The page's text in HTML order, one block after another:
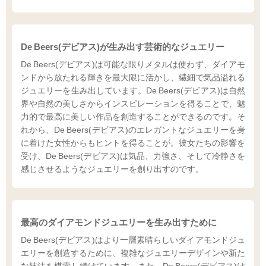
De Beers(デビアス)が生み出す芸術的なジュエリー
De Beers(デビアス)は可能な限りメタルは使わず、ダイアモ
ンドから放たれる輝きを最大限に活かし、繊細で気品溢れる
ジュエリーを生み出しています。De Beers(デビアス)は自然
界や自然の美しさからインスピレーションを得ることで、魅
力的で最高に美しい作品を創造することができるのです。そ
れから、De Beers(デビアス)のエレガントなジュエリーを身
に着けた女性からもヒントを得ることが。彼女たちの影響を
受け、De Beers(デビアス)は気品、力強さ、そして冷静さを
感じさせるようなジュエリーを創り出すのです。
最高のダイアモンドジュエリーを生み出すために
De Beers(デビアス)はより一層素晴らしいダイアモンドジュ
エリーを創造するために、複雑なジュエリーデザインや新た